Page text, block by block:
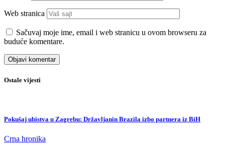
Web stranica
Sačuvaj moje ime, email i web stranicu u ovom browseru za
buduće komentare.
Ostale vijesti
Pokušaj ubistva u Zagrebu: Državljanin Brazila izbo partnera iz BiH
Crna hronika